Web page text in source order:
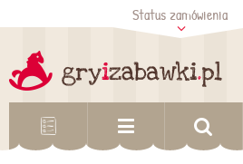
Sprawdź
zamówienia
Status zamówienia